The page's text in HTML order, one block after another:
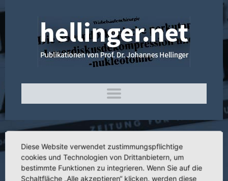
3.096 Konservative und operative Therapie
der hämophilen Arthropathie
Diese Website verwendet zustimmungspflichtige
cookies und Technologien von Drittanbietern, um
bestimmte Funktionen zu integrieren. Wenn Sie auf die
Schaltfläche „Alle akzeptieren“ klicken, werden diese